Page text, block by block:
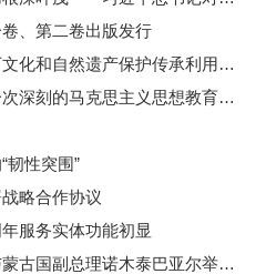
、第二卷出版发行
在习近平文化思想引领下文化和自然遗产保护传承利用工作开创新局面
伟大征程丨延安整风：一次深刻的马克思主义思想教育运动
韧性突围”
略合作协议
服务实体功能初显
中铝集团董事长段向东与蒙古国副总理诺木泰巴亚尔举行会谈